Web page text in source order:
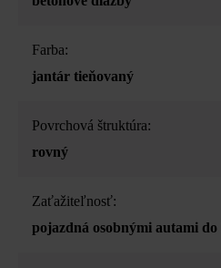
Farba:
jantár tieňovaný
Povrchová štruktúra:
rovný
Zaťažiteľnosť:
pojazdná osobnými autami do